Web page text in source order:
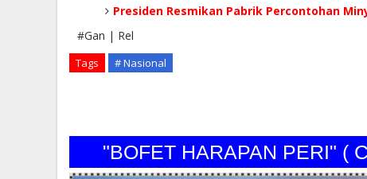
Presiden Resmikan Pabrik Percontohan
#Gan | Rel
Tags # Nasional
"BOFET HARAPAN